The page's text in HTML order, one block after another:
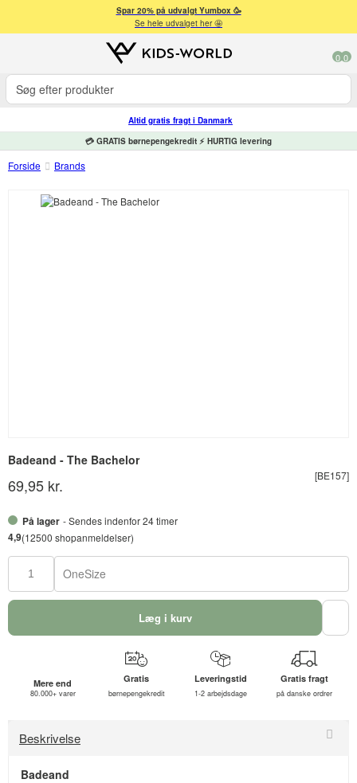
Spar 20% på udvalgt Yumbox 🥳
Se hele udvalget her 🤩
0 0
Altid gratis fragt i Danmark
💳 GRATIS børnepengekredit ⚡ HURTIG levering
Forside Brands
Badeand - The Bachelor
[BE157]
69,95 kr.
På lager - Sendes indenfor 24 timer
4,9(12500 shopanmeldelser)
OneSize
Læg i kurv
Mere end
80.000+ varer
Gratis
børnepengekredit
Leveringstid
1-2 arbejdsdage
Gratis fragt
på danske ordrer
Beskrivelse
Badeand